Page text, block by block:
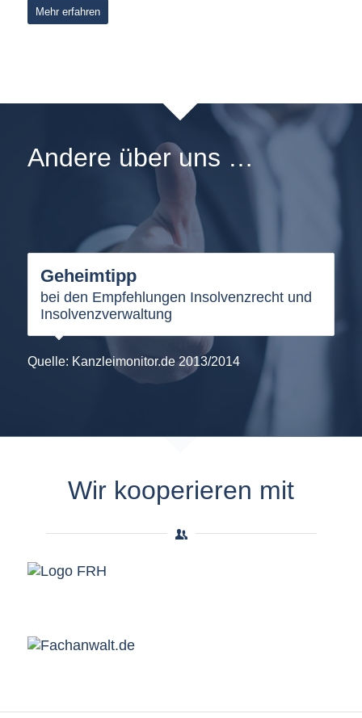
Mehr erfahren
Andere über uns …
Geheimtipp
bei den Empfehlungen Insolvenzrecht und
Insolvenzverwaltung
Platz 9
Gesamtauswertung „Hidden Champions“
Quelle: Kanzleimonitor.de 2013/2014
Wir kooperieren mit